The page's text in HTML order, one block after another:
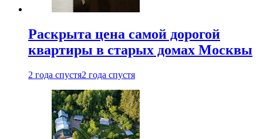
Раскрыта цена самой дорогой
квартиры в старых домах Москвы
2 года спустя2 года спустя